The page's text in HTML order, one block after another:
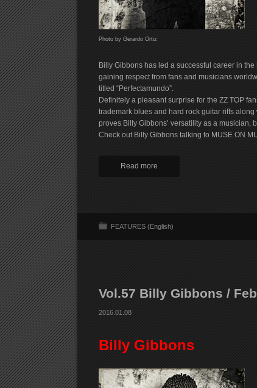
Photo by Gerardo Ortiz
Billy Gibbons has led a successful career in
gaining respect from fans and musicians
titled “Perfectamundo”.
Definitely a pleasant surprise for the ZZ TOP
trademark blues and hard rock guitar riffs
proves Billy Gibbons’ versatility as a musician,
Check out Billy Gibbons talking to MUSE ON
Read more
FEATURES (English)
Vol.57 Billy Gibbons /
2016.01.08
Billy Gibbons